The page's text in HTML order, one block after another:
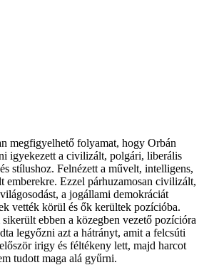
megfigyelhető folyamat, hogy Orbán
igyekezett a civilizált, polgári, liberális
stílushoz. Felnézett a művelt, intelligens,
emberekre. Ezzel párhuzamosan civilizált,
a jogállami demokráciát
vették körül és ők kerültek pozícióba.
ebben a közegben vezető pozícióra
legyőzni azt a hátrányt, amit a felcsúti
irigy és féltékeny lett, majd harcot
tudott maga alá gyűrni.